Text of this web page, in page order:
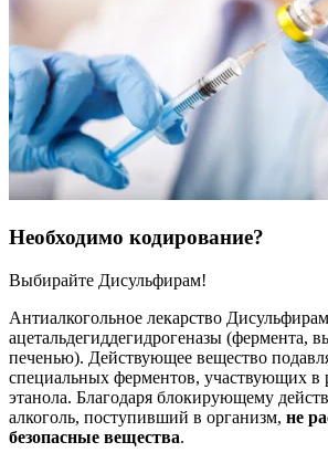
Необходимо кодирование?
Выбирайте Дисульфирам!
Антиалкогольное лекарство
ацетальдегиддегидрогеназы (фермента,
печенью). Действующее вещество
специальных ферментов, участвующих в
этанола. Благодаря блокирующему
алкоголь, поступивший в организм, не
безопасные вещества.